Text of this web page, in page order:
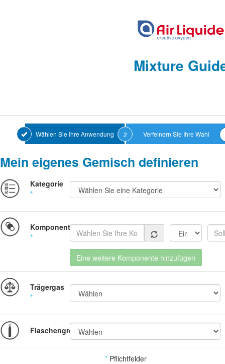
Mixture
Wählen Sie Ihre Anwendung 2 Verfeinern Sie Ihre Wahl
Mein eigenes Gemisch definieren
Kategorie
*
Komponenten
*
Bestandteil
Eine weitere Komponente hinzufügen
Trägergas
*
Flaschengröße
*Pflichtfelder